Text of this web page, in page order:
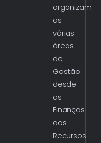
organizam
as
várias
áreas
de
Gestão:
desde
as
Finanças
aos
Recursos